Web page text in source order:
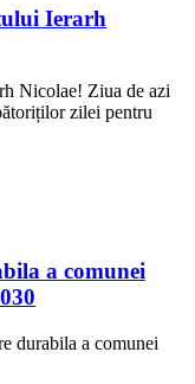
Ierarh
Nicolae! Ziua de azi
zilei pentru
a comunei
durabila a comunei